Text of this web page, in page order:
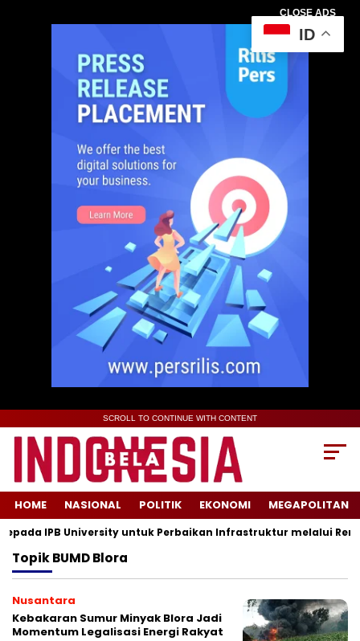
CLOSE ADS
SCROLL TO CONTINUE WITH CONTENT
HOME NASIONAL POLITIK EKONOMI MEGAPOLITAN
IPB University untuk Perbaikan Infrastruktur melalui
TopikBUMD Blora
Nusantara
Kebakaran Sumur Minyak Blora Jadi
Momentum Legalisasi Energi Rakyat
ID